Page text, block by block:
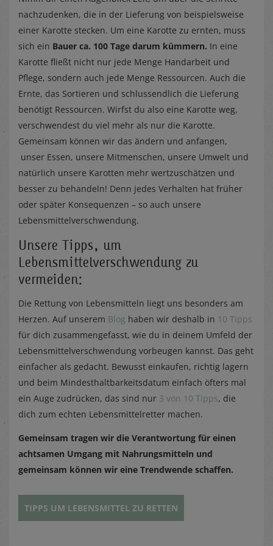
nachzudenken, die in der Lieferung von beispielsweise
einer Karotte stecken. Um eine Karotte zu ernten, muss
sich ein Bauer ca. 100 Tage darum kümmern. In eine
Karotte fließt nicht nur jede Menge Handarbeit und
Pflege, sondern auch jede Menge Ressourcen. Auch die
Ernte, das Sortieren und schlussendlich die Lieferung
benötigt Ressourcen. Wirfst du also eine Karotte weg,
verschwendest du viel mehr als nur die Karotte.
Gemeinsam können wir das ändern und anfangen,
unser Essen, unsere Mitmenschen, unsere Umwelt und
natürlich unsere Karotten mehr wertzuschätzen und
besser zu behandeln! Denn jedes Verhalten hat früher
oder später Konsequenzen – so auch unsere
Lebensmittelverschwendung.
Unsere Tipps, um
Lebensmittelverschwendung zu
vermeiden:
Die Rettung von Lebensmitteln liegt uns besonders am
Herzen. Auf unserem Blog haben wir deshalb in 10 Tipps
für dich zusammengefasst, wie du in deinem Umfeld der
Lebensmittelverschwendung vorbeugen kannst. Das geht
einfacher als gedacht. Bewusst einkaufen, richtig lagern
und beim Mindesthaltbarkeitsdatum einfach öfters mal
ein Auge zudrücken, das sind nur 3 von 10 Tipps, die
dich zum echten Lebensmittelretter machen.
Gemeinsam tragen wir die Verantwortung für einen
achtsamen Umgang mit Nahrungsmitteln und
gemeinsam können wir eine Trendwende schaffen.
TIPPS UM LEBENSMITTEL ZU RETTEN